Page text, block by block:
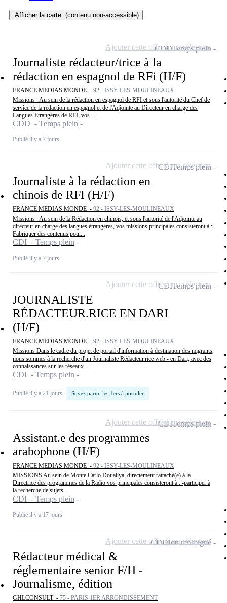
Afficher la carte (contenu non-accessible)
Journaliste rédacteur/trice à la
rédaction en espagnol de RFi (H/F)
FRANCE MEDIAS MONDE - 92 - ISSY-LES-MOULINEAUX
Missions : Au sein de la rédaction en espagnol de RFI et sous l'autorité du Chef de
service de la rédaction en espagnol et de l'Adjointe au Directeur en charge des
Langues Etrangères de RFI, vos...
CDD - Temps plein
Publié il y a 7 jours
CDDTemps plein
Ajouter cette offre à ma sélection
Journaliste à la rédaction en
chinois de RFI (H/F)
FRANCE MEDIAS MONDE - 92 - ISSY-LES-MOULINEAUX
Missions : Au sein de la Rédaction en chinois, et sous l'autorité de l'Adjointe au
directeur en charge des langues étrangères, vos missions principales consisteront à :
Fabriquer des contenus pour...
CDI - Temps plein
Publié il y a 7 jours
CDITemps plein
Ajouter cette offre à ma sélection
JOURNALISTE
RÉDACTEUR.RICE EN DARI
(H/F)
FRANCE MEDIAS MONDE - 92 - ISSY-LES-MOULINEAUX
Missions Dans le cadre du projet de portail d'information à destination des migrants,
nous sommes à la recherche d'un Journaliste Rédacteur.rice web - en Dari, avec des
connaissances sur les réseaux...
CDI - Temps plein
Publié il y a 21 jours Soyez parmi les 1ers à postuler
CDITemps plein
Ajouter cette offre à ma sélection
Assistant.e des programmes
arabophone (H/F)
FRANCE MEDIAS MONDE - 92 - ISSY-LES-MOULINEAUX
MISSIONS Au sein de Monte Carlo Doualiya, directement rattaché(e) à la
Directrice des programmes de la Radio vos principales consisteront à : -participer à
la recherche de sujets...
CDI - Temps plein
Publié il y a 17 jours
CDITemps plein
Ajouter cette offre à ma sélection
Rédacteur médical &
réglementaire senior F/H -
Journalisme, édition
GHLCONSULT - 75 - PARIS 1ER ARRONDISSEMENT
CDINon renseigné
Ajouter cette offre à ma sélection